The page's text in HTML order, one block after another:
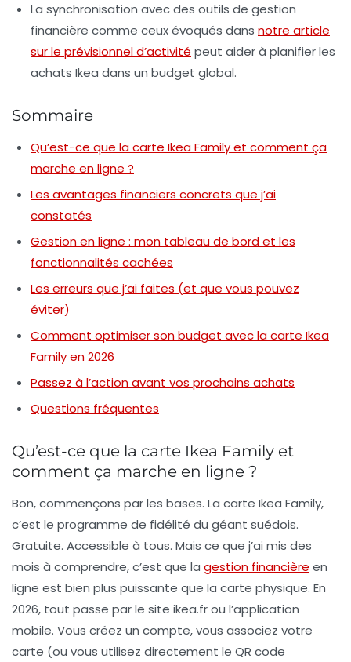
La synchronisation avec des outils de gestion
financière comme ceux évoqués dans notre article
sur le prévisionnel d’activité peut aider à planifier les
achats Ikea dans un budget global.
Sommaire
Qu’est-ce que la carte Ikea Family et comment ça
marche en ligne ?
Les avantages financiers concrets que j’ai
constatés
Gestion en ligne : mon tableau de bord et les
fonctionnalités cachées
Les erreurs que j’ai faites (et que vous pouvez
éviter)
Comment optimiser son budget avec la carte Ikea
Family en 2026
Passez à l’action avant vos prochains achats
Questions fréquentes
Qu’est-ce que la carte Ikea Family et
comment ça marche en ligne ?
Bon, commençons par les bases. La carte Ikea Family,
c’est le programme de fidélité du géant suédois.
Gratuite. Accessible à tous. Mais ce que j’ai mis des
mois à comprendre, c’est que la gestion financière en
ligne est bien plus puissante que la carte physique. En
2026, tout passe par le site ikea.fr ou l’application
mobile. Vous créez un compte, vous associez votre
carte (ou vous utilisez directement le QR code